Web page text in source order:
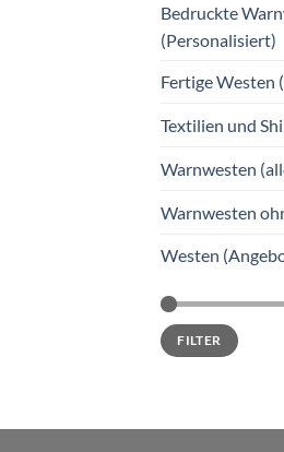
Bedruckte
(Personalisiert)
Fertige Westen
Textilien und
Warnwesten
Warnwesten
Westen
Min.
Preis
Max.
PreisFILTER